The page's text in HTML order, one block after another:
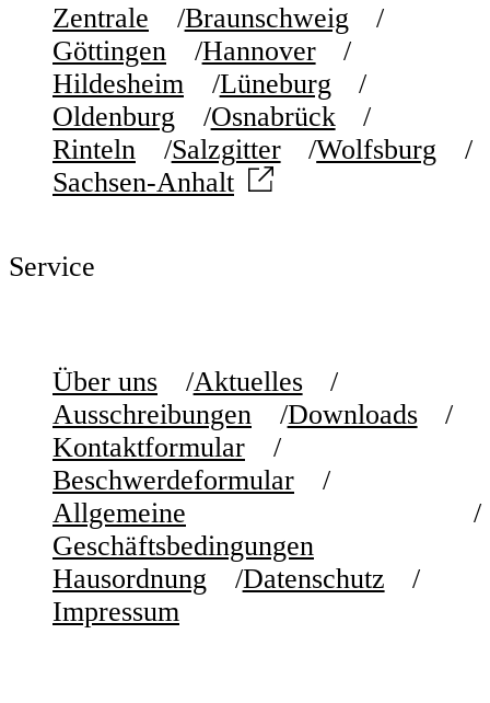
Zentrale
Braunschweig
Göttingen
Hannover
Hildesheim
Lüneburg
Oldenburg
Osnabrück
Rinteln
Salzgitter
Wolfsburg
Sachsen-Anhalt
Service
Über uns
Aktuelles
Ausschreibungen
Downloads
Kontaktformular
Beschwerdeformular
Allgemeine
Geschäftsbedingungen
Hausordnung
Datenschutz
Impressum